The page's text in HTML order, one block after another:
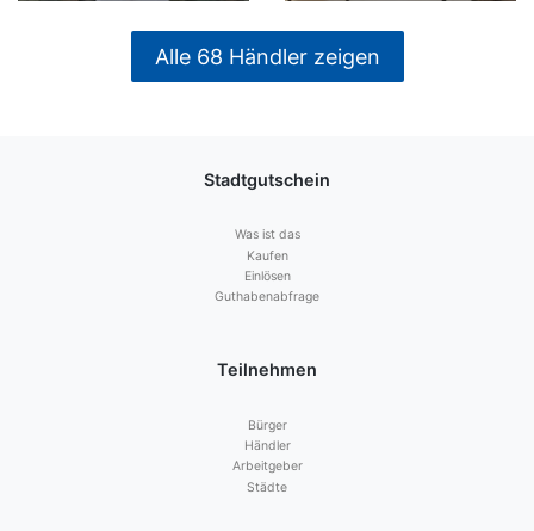
Alle 68 Händler zeigen
Stadtgutschein
Was ist das
Kaufen
Einlösen
Guthabenabfrage
Teilnehmen
Bürger
Händler
Arbeitgeber
Städte